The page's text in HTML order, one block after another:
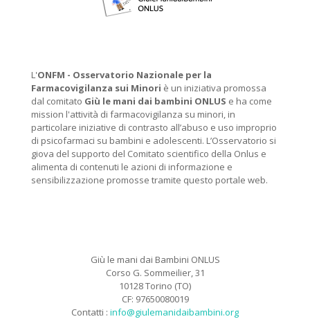
L'ONFM - Osservatorio Nazionale per la
Farmacovigilanza sui Minori è un iniziativa promossa
dal comitato Giù le mani dai bambini ONLUS e ha come
mission l'attività di farmacovigilanza su minori, in
particolare iniziative di contrasto all’abuso e uso improprio
di psicofarmaci su bambini e adolescenti. L’Osservatorio si
giova del supporto del Comitato scientifico della Onlus e
alimenta di contenuti le azioni di informazione e
sensibilizzazione promosse tramite questo portale web.
Giù le mani dai Bambini ONLUS
Corso G. Sommeilier, 31
10128 Torino (TO)
CF: 97650080019
Contatti : info@giulemanidaibambini.org